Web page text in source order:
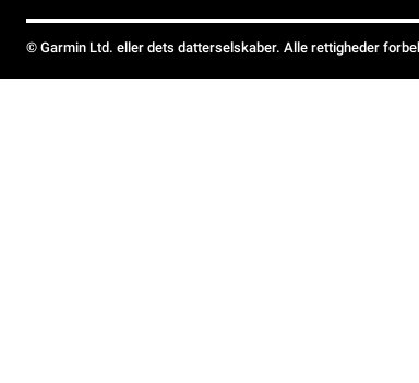
© Garmin Ltd. eller dets datterselskaber. Alle rettigheder